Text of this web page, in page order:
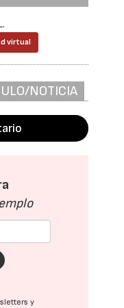
virtual
NOTICIA
y